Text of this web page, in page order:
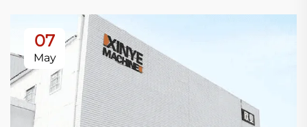
07
May